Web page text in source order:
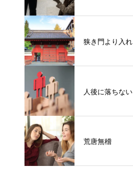
狭き門より入れ
人後に落ちない
荒唐無稽